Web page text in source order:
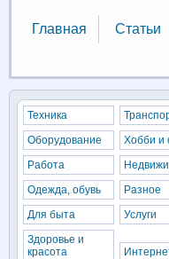
Главная Статьи
Техника
Оборудование
Хобби и
Работа
Одежда, обувь
Разное
Для быта
Услуги
Здоровье и
красота